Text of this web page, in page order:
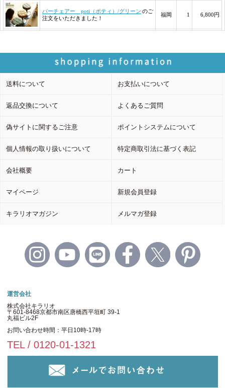
送料について お支払いについて
返品交換について よくあるご質問
偽サイトに関するご注意 ポイントシステムについて
個人情報の取り扱いについて 特定商取引法に基づく表記
会社概要 カート
マイページ 新規会員登録
キラリオマガジン メルマガ登録
運営会社
株式会社キラリオ
〒601-8468京都市南区唐橋西平垣町 39-1
丸福ビル2F
お問い合わせ時間：平日10時-17時
TEL / 0120-01-1321